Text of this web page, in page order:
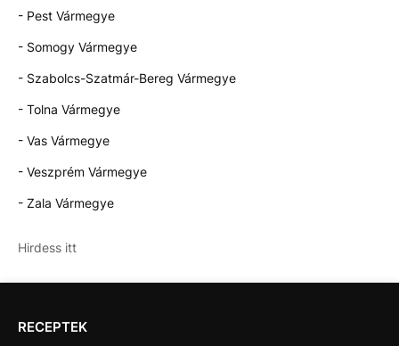
- Pest Vármegye
- Somogy Vármegye
- Szabolcs-Szatmár-Bereg Vármegye
- Tolna Vármegye
- Vas Vármegye
- Veszprém Vármegye
- Zala Vármegye
Hirdess itt
RECEPTEK